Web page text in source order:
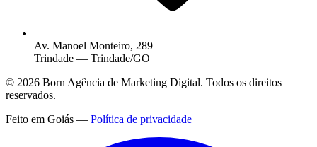
Av. Manoel Monteiro, 289
Trindade — Trindade/GO
© 2026 Born Agência de Marketing Digital. Todos os direitos
reservados.
Feito em Goiás — Política de privacidade